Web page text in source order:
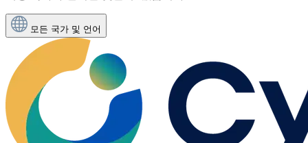
모든 국가 및 언어